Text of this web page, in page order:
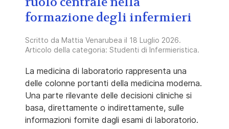
formazione degli infermieri
Scritto da Mattia Venarubea il 18 Luglio 2026.
Articolo della categoria: Studenti di Infermieristica.
La medicina di laboratorio rappresenta una
delle colonne portanti della medicina moderna.
Una parte rilevante delle decisioni cliniche si
basa, direttamente o indirettamente, sulle
informazioni fornite dagli esami di laboratorio.